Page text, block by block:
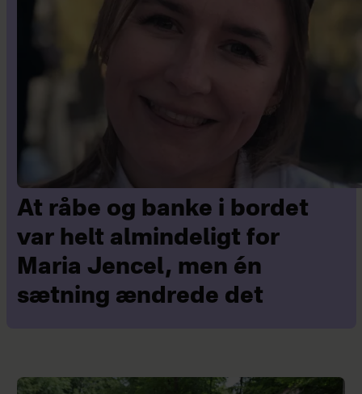
At råbe og banke i bordet
var helt almindeligt for
Maria Jencel, men én
sætning ændrede det